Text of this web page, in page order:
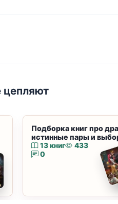
цепляют
Подборка книг про
истинные пары и
13 книг
433
0